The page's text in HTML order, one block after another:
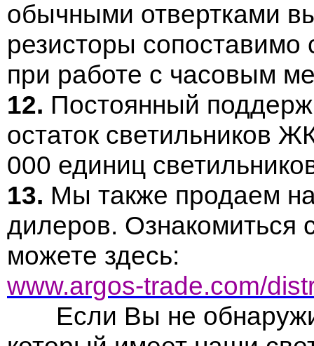
обычными отвертками
резисторы сопоставимо
при работе с часовым
12. Постоянный
остаток светильников
000 единиц
13. Мы также продаем
дилеров.
можете здесь:
www.argos-trade.com/
Если Вы не